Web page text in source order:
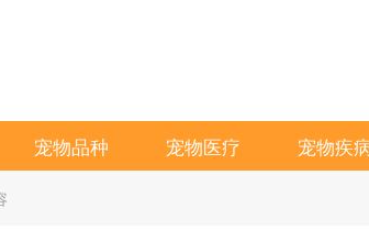
宠物品种 宠物医疗 宠物疾